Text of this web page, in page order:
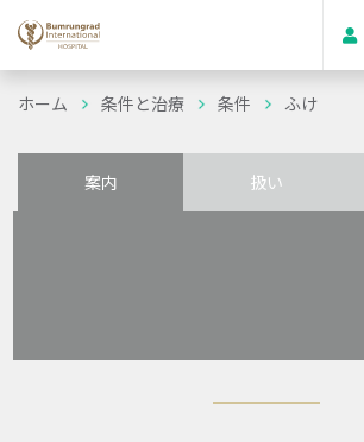
ホーム 条件と治療 条件 ふけ
案内 扱い